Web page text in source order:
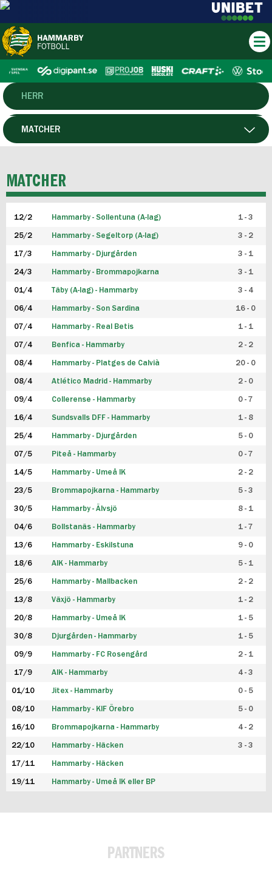
HERR
DAM
P19
F19
FUTSAL HERR
FUTSAL DAM
MATCHER
MATCHER
12/2 Hammarby - Sollentuna (A-lag) 1 - 3
25/2 Hammarby - Segeltorp (A-lag) 3 - 2
17/3 Hammarby - Djurgården 3 - 1
24/3 Hammarby - Brommapojkarna 3 - 1
01/4 Täby (A-lag) - Hammarby 3 - 4
06/4 Hammarby - Son Sardina 16 - 0
07/4 Hammarby - Real Betis 1 - 1
07/4 Benfica - Hammarby 2 - 2
08/4 Hammarby - Platges de Calvià 20 - 0
08/4 Atlético Madrid - Hammarby 2 - 0
09/4 Collerense - Hammarby 0 - 7
16/4 Sundsvalls DFF - Hammarby 1 - 8
25/4 Hammarby - Djurgården 5 - 0
07/5 Piteå - Hammarby 0 - 7
14/5 Hammarby - Umeå IK 2 - 2
23/5 Brommapojkarna - Hammarby 5 - 3
30/5 Hammarby - Älvsjö 8 - 1
04/6 Bollstanäs - Hammarby 1 - 7
13/6 Hammarby - Eskilstuna 9 - 0
18/6 AIK - Hammarby 5 - 1
25/6 Hammarby - Mallbacken 2 - 2
13/8 Växjö - Hammarby 1 - 2
20/8 Hammarby - Umeå IK 1 - 5
30/8 Djurgården - Hammarby 1 - 5
09/9 Hammarby - FC Rosengård 2 - 1
17/9 AIK - Hammarby 4 - 3
01/10 Jitex - Hammarby 0 - 5
08/10 Hammarby - KIF Örebro 5 - 0
16/10 Brommapojkarna - Hammarby 4 - 2
22/10 Hammarby - Häcken 3 - 3
17/11 Hammarby - Häcken
19/11 Hammarby - Umeå IK eller BP
PARTNERS